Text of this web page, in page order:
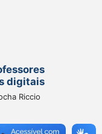
digitais
Riccio